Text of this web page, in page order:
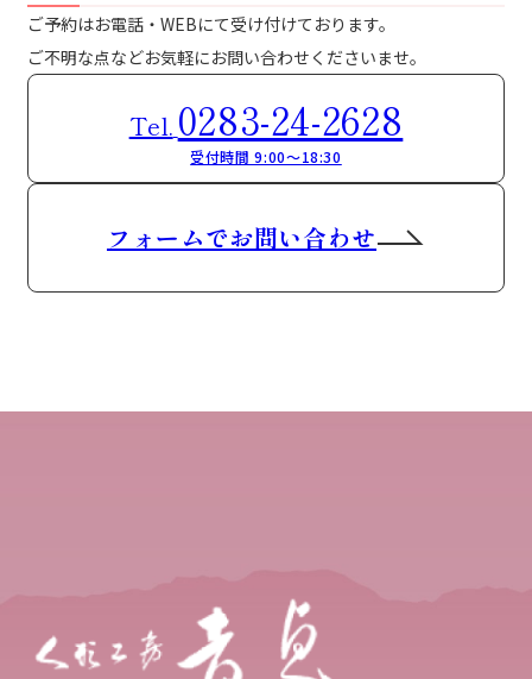
ご予約はお電話・WEBにて受け付けております。
ご不明な点などお気軽にお問い合わせくださいませ。
Tel. 0283-24-2628
受付時間 9:00～18:30
フォームでお問い合わせ